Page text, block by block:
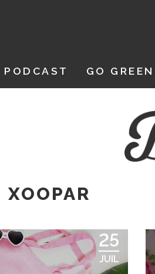
PODCAST GO GREEN
XOOPAR
25
JUIL